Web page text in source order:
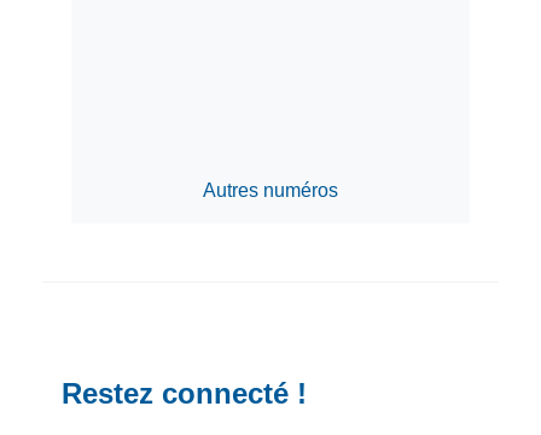
Autres numéros
Restez connecté !